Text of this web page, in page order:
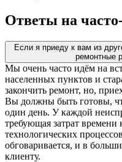
Ответы на
Если я приеду к вам из
ремонтные
Мы очень часто идём на
населенных пунктов и
закончить ремонт, но,
Вы должны быть готовы,
один день. У каждой
требующая затрат времени
технологических
обговаривается, и в
клиенту.